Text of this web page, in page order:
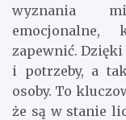
wyznania
zapewnić.
i potrzeby, a
osoby. To
że są w stanie